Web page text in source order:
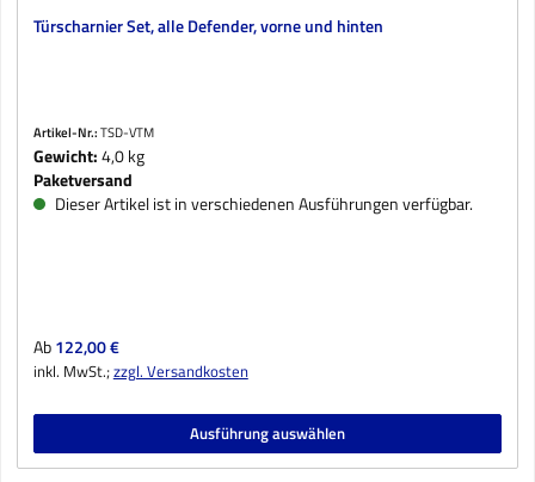
Türscharnier Set, alle Defender, vorne und hinten
Artikel-Nr.:TSD-VTM
Gewicht:4,0 kg
Paketversand
Dieser Artikel ist in verschiedenen Ausführungen verfügbar.
Regulärer Preis:
Ab122,00 €
inkl. MwSt.;zzgl. Versandkosten
Ausführung auswählen